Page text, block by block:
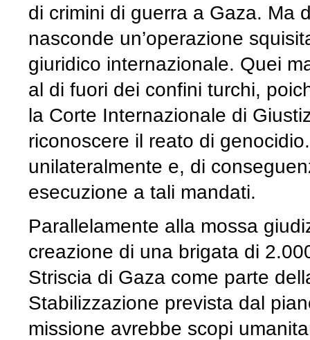
di crimini di guerra a Gaza. Ma
nasconde un’operazione
giuridico internazionale. Quei
al di fuori dei confini turchi,
la Corte Internazionale di
riconoscere il reato di
unilateralmente e, di
esecuzione a tali mandati.
Parallelamente alla mossa
creazione di una brigata di
Striscia di Gaza come parte
Stabilizzazione prevista dal
missione avrebbe scopi